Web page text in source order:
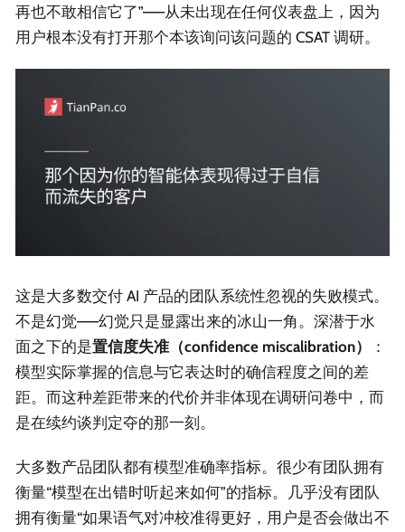
再也不敢相信它了”——从未出现在任何仪表盘上，因为
用户根本没有打开那个本该询问该问题的 CSAT 调研。
这是大多数交付 AI 产品的团队系统性忽视的失败模式。
不是幻觉——幻觉只是显露出来的冰山一角。深潜于水
面之下的是置信度失准（confidence miscalibration）
：
模型实际掌握的信息与它表达时的确信程度之间的差
距。而这种差距带来的代价并非体现在调研问卷中，而
是在续约谈判定夺的那一刻。
大多数产品团队都有模型准确率指标。很少有团队拥有
衡量“模型在出错时听起来如何”的指标。几乎没有团队
拥有衡量“如果语气对冲校准得更好，用户是否会做出不